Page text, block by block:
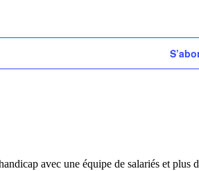
avec une équipe de salariés et plus